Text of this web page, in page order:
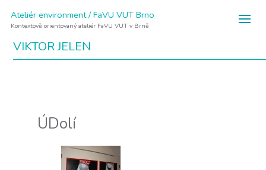
Ateliér environment / FaVU VUT Brno
Kontextově orientovaný ateliér FaVU VUT v Brně
VIKTOR JELEN
ÚDolí